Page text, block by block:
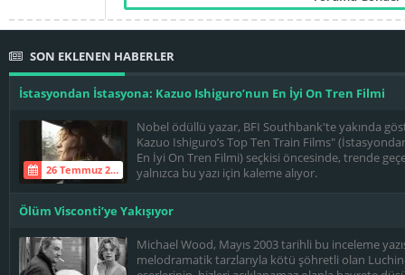
SON EKLENEN HABERLER
İstasyondan İstasyona: Kazuo Ishiguro’nun En İyi On Tren Filmi
26 Temmuz 2026
Nobel ödüllü yazar, BFI Southbank'te yakında
Kazuo Ishiguro’s Top Ten Train Films"
En İyi On Tren Filmi) seçkisi öncesinde, trende
yalnızca bu yazı için kaleme alıyor.
Ölüm Visconti’ye Yakışıyor
Michael Wood, Mayıs 2003 tarihli bu inceleme
melodramatik tarzlarıyla kötü şöhretli olan